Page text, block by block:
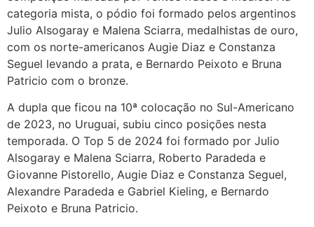
categoria mista, o pódio foi formado pelos argentinos
Julio Alsogaray e Malena Sciarra, medalhistas de ouro,
com os norte-americanos Augie Diaz e Constanza
Seguel levando a prata, e Bernardo Peixoto e Bruna
Patricio com o bronze.
A dupla que ficou na 10ª colocação no Sul-Americano
de 2023, no Uruguai, subiu cinco posições nesta
temporada. O Top 5 de 2024 foi formado por Julio
Alsogaray e Malena Sciarra, Roberto Paradeda e
Giovanne Pistorello, Augie Diaz e Constanza Seguel,
Alexandre Paradeda e Gabriel Kieling, e Bernardo
Peixoto e Bruna Patricio.